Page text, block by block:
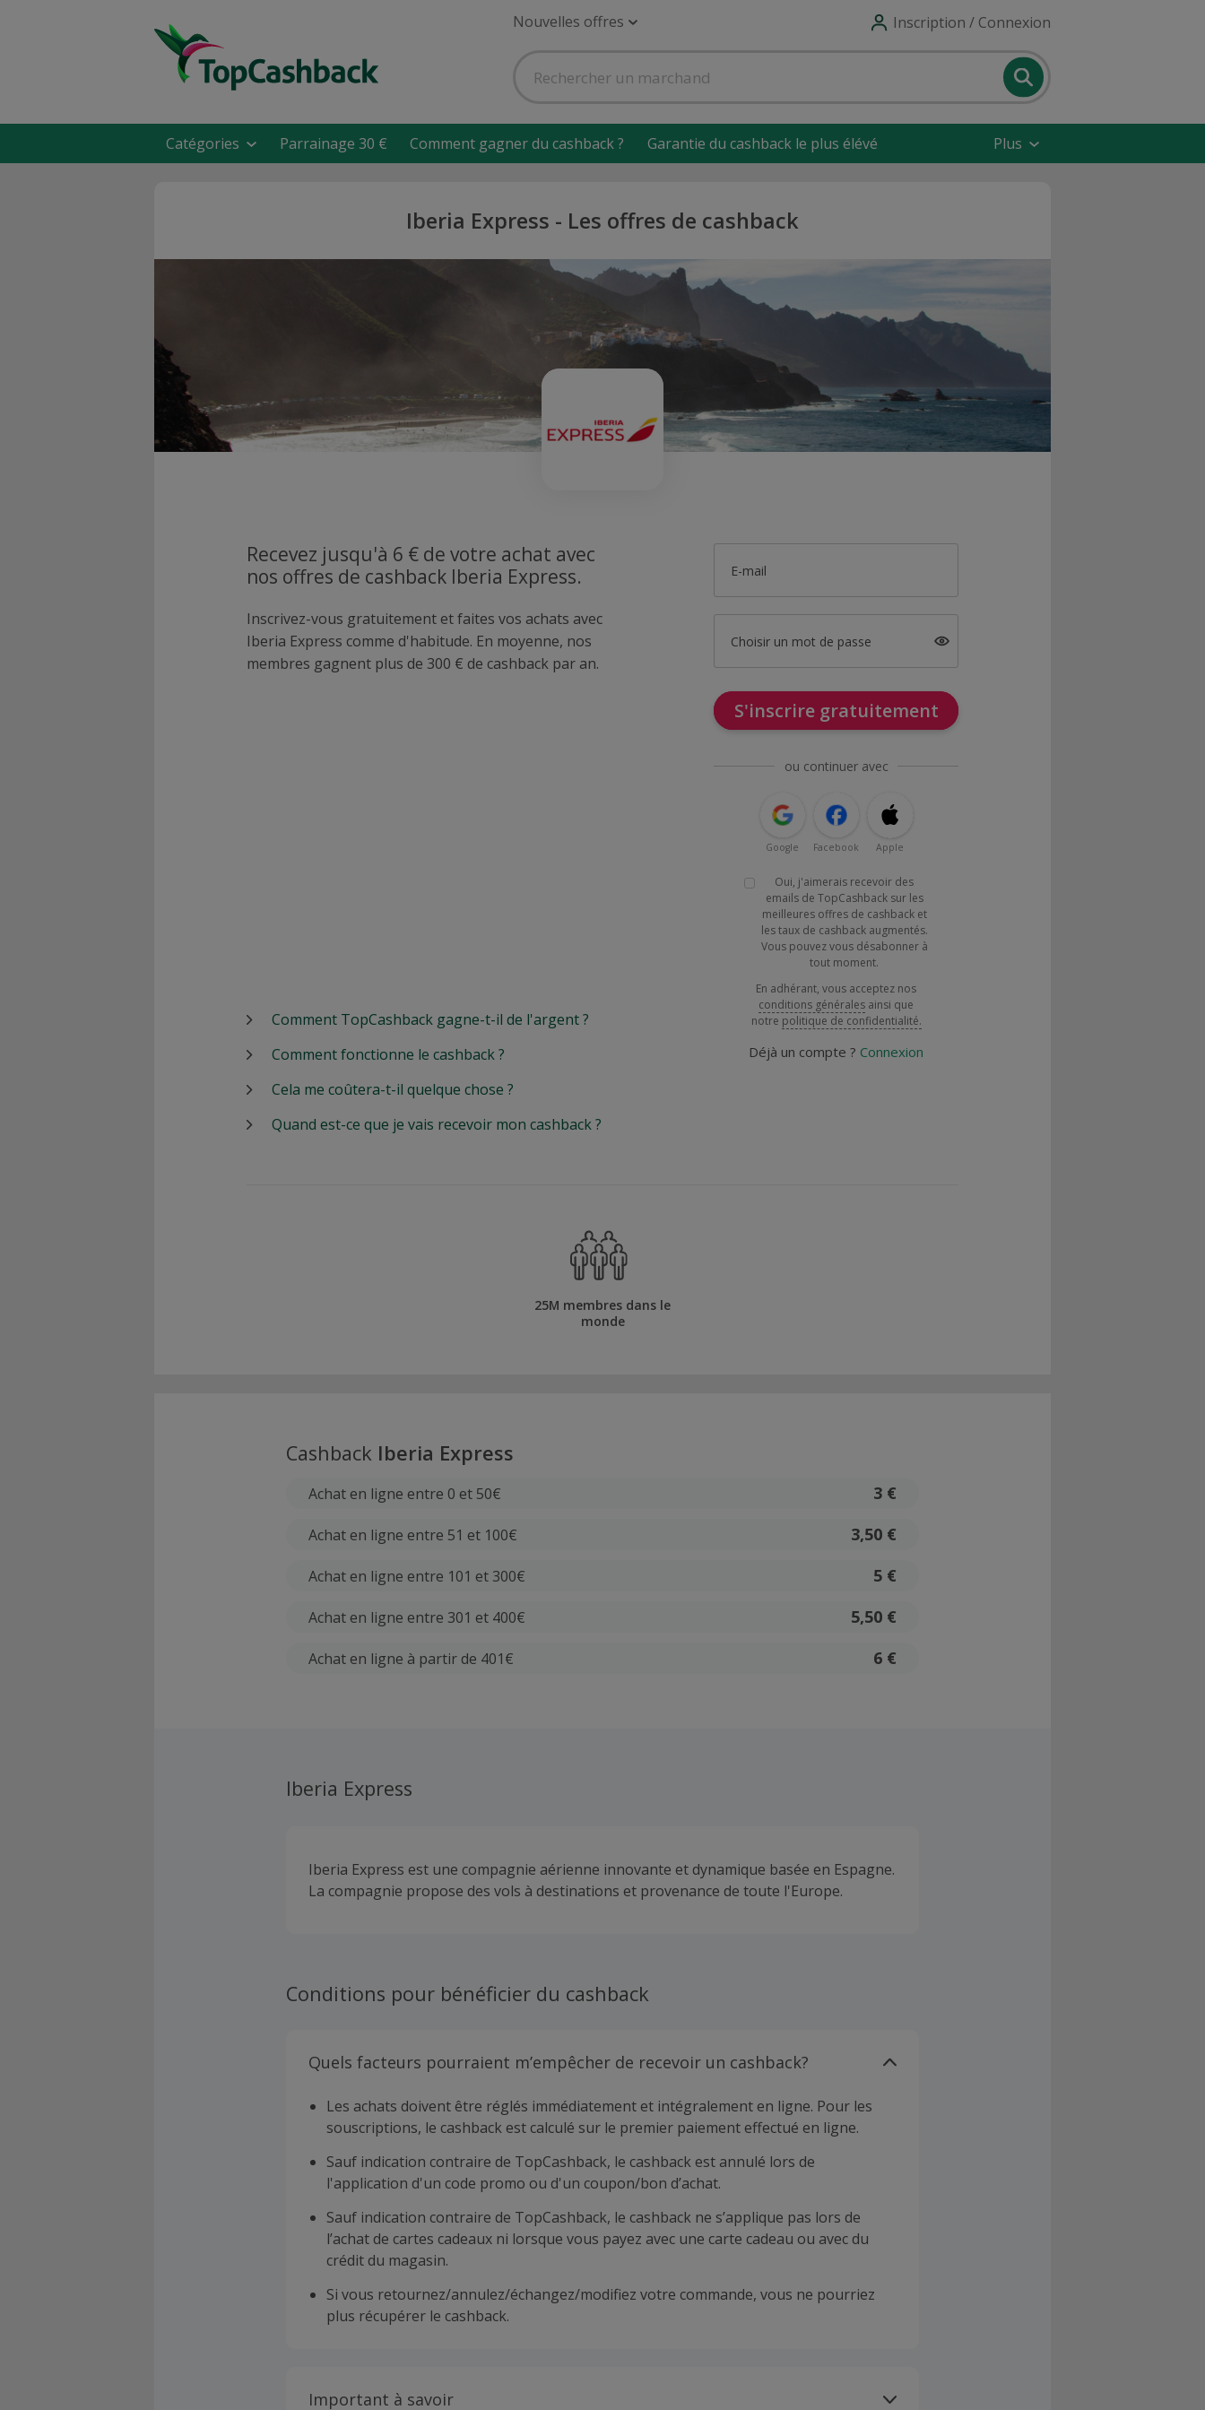
Nouvelles offres Inscription / Connexion
Catégories Parrainage 30 € Comment gagner du cashback ? Garantie du cashback le plus élévé Plus
Iberia Express - Les offres de cashback
Recevez jusqu'à 6 € de votre achat avec
nos offres de cashback Iberia Express.
Inscrivez-vous gratuitement et faites vos achats avec
Iberia Express comme d'habitude. En moyenne, nos
membres gagnent plus de 300 € de cashback par an.
E-mail
Choisir un mot de passe
S'inscrire gratuitement
ou continuer avec
Google Facebook Apple
Oui, j'aimerais recevoir des
emails de TopCashback sur les
meilleures offres de cashback et
les taux de cashback augmentés.
Vous pouvez vous désabonner à
tout moment.
En adhérant, vous acceptez nos
conditions générales ainsi que
notre politique de confidentialité.
Déjà un compte ? Connexion
Comment TopCashback gagne-t-il de l'argent ?
Comment fonctionne le cashback ?
Cela me coûtera-t-il quelque chose ?
Quand est-ce que je vais recevoir mon cashback ?
25M membres dans le
monde
Cashback Iberia Express
Achat en ligne entre 0 et 50€ 3 €
Achat en ligne entre 51 et 100€ 3,50 €
Achat en ligne entre 101 et 300€ 5 €
Achat en ligne entre 301 et 400€ 5,50 €
Achat en ligne à partir de 401€ 6 €
Iberia Express
Iberia Express est une compagnie aérienne innovante et dynamique basée en Espagne.
La compagnie propose des vols à destinations et provenance de toute l'Europe.
Conditions pour bénéficier du cashback
Quels facteurs pourraient m’empêcher de recevoir un cashback?
Les achats doivent être réglés immédiatement et intégralement en ligne. Pour les
souscriptions, le cashback est calculé sur le premier paiement effectué en ligne.
Sauf indication contraire de TopCashback, le cashback est annulé lors de
l'application d'un code promo ou d'un coupon/bon d’achat.
Sauf indication contraire de TopCashback, le cashback ne s’applique pas lors de
l’achat de cartes cadeaux ni lorsque vous payez avec une carte cadeau ou avec du
crédit du magasin.
Si vous retournez/annulez/échangez/modifiez votre commande, vous ne pourriez
plus récupérer le cashback.
Important à savoir